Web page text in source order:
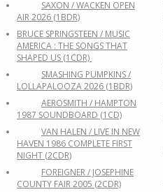
SAXON / WACKEN OPEN
AIR 2026 (1BDR)
BRUCE SPRINGSTEEN / MUSIC
AMERICA : THE SONGS THAT
SHAPED US (1CDR)
SMASHING PUMPKINS /
LOLLAPALOOZA 2026 (1BDR)
AEROSMITH / HAMPTON
1987 SOUNDBOARD (1CD)
VAN HALEN / LIVE IN NEW
HAVEN 1986 COMPLETE FIRST
NIGHT (2CDR)
FOREIGNER / JOSEPHINE
COUNTY FAIR 2005 (2CDR)